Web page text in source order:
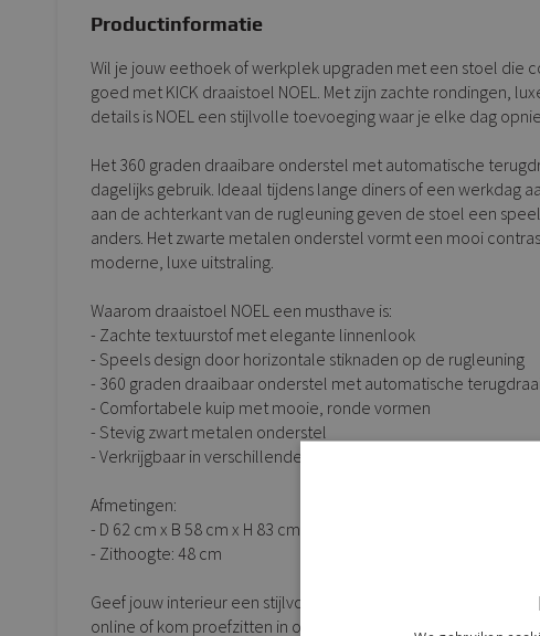
Productinformatie
Wil je jouw eethoek of werkplek upgraden met een stoel die
goed met KICK draaistoel NOEL. Met zijn zachte rondingen,
details is NOEL een stijlvolle toevoeging waar je elke dag
Het 360 graden draaibare onderstel met automatische
dagelijks gebruik. Ideaal tijdens lange diners of een werkdag
aan de achterkant van de rugleuning geven de stoel een
anders. Het zwarte metalen onderstel vormt een mooi
moderne, luxe uitstraling.
Waarom draaistoel NOEL een musthave is:
- Zachte textuurstof met elegante linnenlook
- Speels design door horizontale stiknaden op de rugleuning
- 360 graden draaibaar onderstel met automatische
- Comfortabele kuip met mooie, ronde vormen
- Stevig zwart metalen onderstel
- Verkrijgbaar in verschillende stijlvolle kleuren
Afmetingen:
- D 62 cm x B 58 cm x H 83 cm
- Zithoogte: 48 cm
Geef jouw interieur een stijlvolle en comfortabele upgrade
online of kom proefzitten in onze sfeervolle showroom.